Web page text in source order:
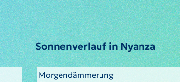
Sonnenverlauf in Nyanza
Morgendämmerung